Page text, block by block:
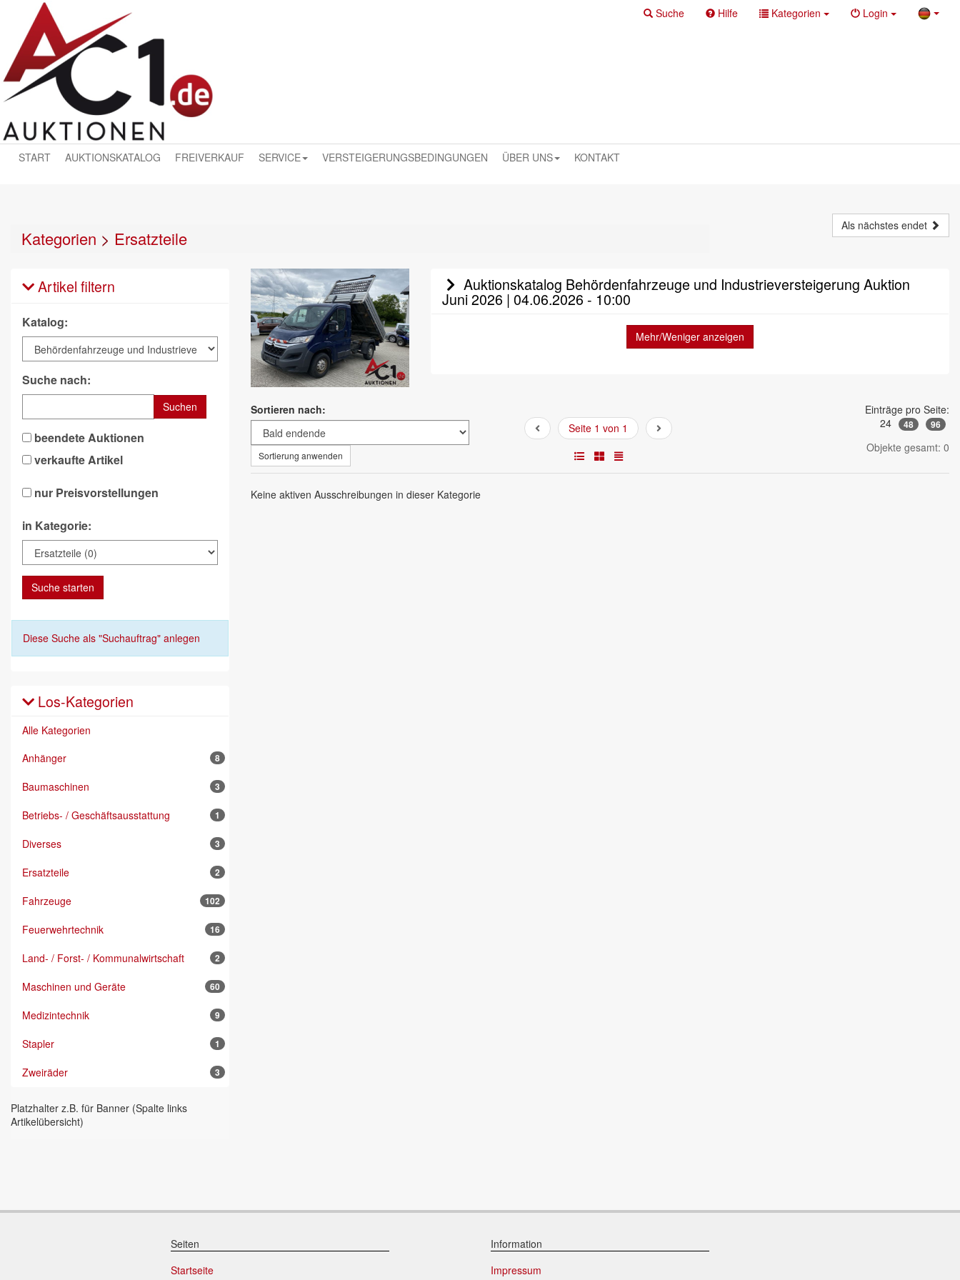
Suche Hilfe Kategorien Login
START AUKTIONSKATALOG FREIVERKAUF SERVICE VERSTEIGERUNGSBEDINGUNGEN ÜBER UNS KONTAKT
Kategorien > Ersatzteile
Als nächstes endet
Artikel filtern
Katalog:
Suche nach:
Suchen
beendete Auktionen
verkaufte Artikel
nur Preisvorstellungen
in Kategorie:
Suche starten
Diese Suche als "Suchauftrag" anlegen
Los-Kategorien
Alle Kategorien
Anhänger
8
Baumaschinen 3
Betriebs- / Geschäftsausstattung 1
Diverses 3
Ersatzteile 2
Fahrzeuge 102
Feuerwehrtechnik 16
Land- / Forst- / Kommunalwirtschaft 2
Maschinen und Geräte 60
Medizintechnik 9
Stapler 1
Zweiräder 3
Platzhalter z.B. für Banner (Spalte links
Artikelübersicht)
Auktionskatalog Behördenfahrzeuge und Industrieversteigerung Auktion
Juni 2026 | 04.06.2026 - 10:00
Mehr/Weniger anzeigen
Sortieren nach:
Sortierung anwenden
Seite 1 von 1
Einträge pro Seite:
24
48 96
Objekte gesamt: 0
Keine aktiven Ausschreibungen in dieser Kategorie
Seiten
Startseite
Information
Impressum